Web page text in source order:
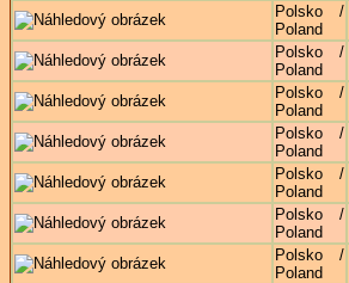
Polsko /
Poland
Polsko /
Poland
Polsko /
Poland
Polsko /
Poland
Polsko /
Poland
Polsko /
Poland
Polsko /
Poland